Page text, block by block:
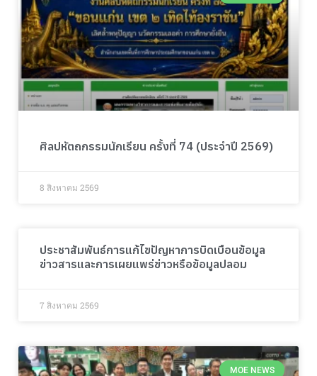
ศิลปหัตถกรรมนักเรียน ครั้งที่ 74 (ประจำปี 2569)
8 สิงหาคม 2569
ประชาสัมพันธ์การแก้ไขปัญหาการบิดเบือนข้อมูล
ข่าวสารและการเผยแพร่ข่าวหรือข้อมูลปลอม
7 สิงหาคม 2569
MOE NEWS